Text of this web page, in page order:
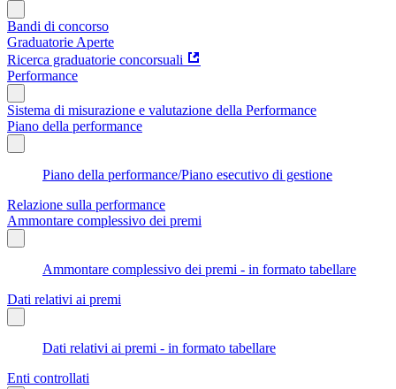
Bandi di concorso
Graduatorie Aperte
Ricerca graduatorie concorsuali
Performance
Sistema di misurazione e valutazione della Performance
Piano della performance
Piano della performance/Piano esecutivo di gestione
Relazione sulla performance
Ammontare complessivo dei premi
Ammontare complessivo dei premi - in formato tabellare
Dati relativi ai premi
Dati relativi ai premi - in formato tabellare
Enti controllati